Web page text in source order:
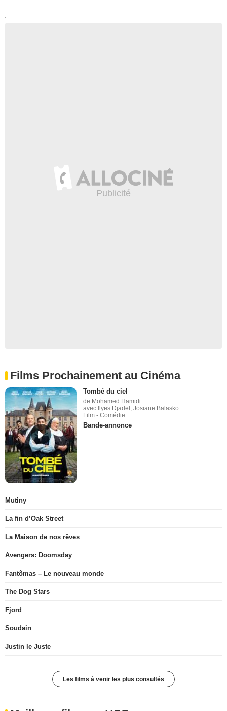
'
Films Prochainement au Cinéma
Tombé du ciel
de Mohamed Hamidi
avec Ilyes Djadel, Josiane Balasko
Film - Comédie
Bande-annonce
Mutiny
La fin d’Oak Street
La Maison de nos rêves
Avengers: Doomsday
Fantômas – Le nouveau monde
The Dog Stars
Fjord
Soudain
Justin le Juste
Les films à venir les plus consultés